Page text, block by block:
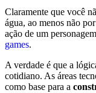
Claramente que você
água, ao menos não
ação de um
games.
A verdade é que a
cotidiano. As áreas
como base para a